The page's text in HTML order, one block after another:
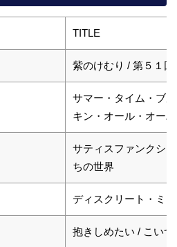
TITLE
紫のけむり / 第５１回
サマー・タイム・ブ
キン・オール・オー
サティスファンクシ
ちの世界
ディスクリート・ミ
抱きしめたい / こいつ